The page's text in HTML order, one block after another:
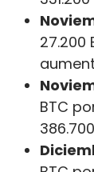
27.200
BTC